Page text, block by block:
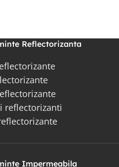
Reflectorizanta
reflectorizanti
Impermeabila